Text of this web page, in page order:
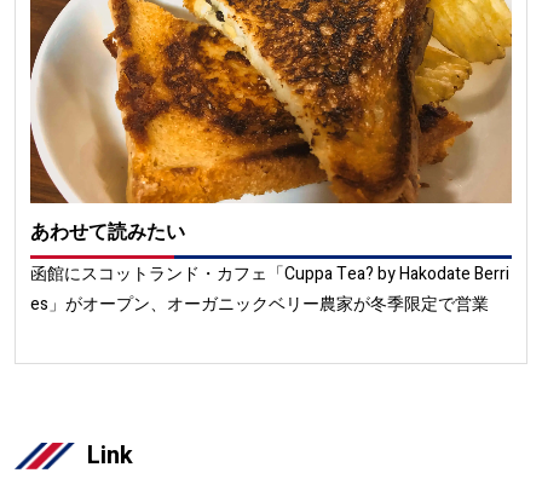
あわせて読みたい
函館にスコットランド・カフェ「Cuppa Tea? by Hakodate Berri
es」がオープン、オーガニックベリー農家が冬季限定で営業
Link